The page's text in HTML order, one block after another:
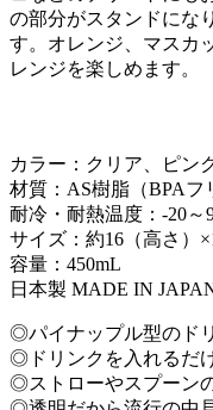
の部分がスタンドにな
す。オレンジ、マスカ
レンジを楽しめます。
カラー：クリア、ピン
材質：AS樹脂（BPAフ
耐冷・耐熱温度：-20～
サイズ：約16（高さ）
容量：450mL
日本製 MADE IN
◎パイナップル型のド
◎ドリンクを入れるだ
◎ストローやスプーン